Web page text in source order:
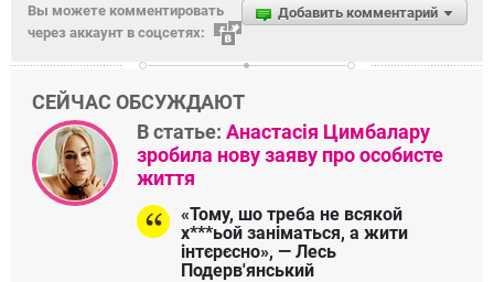
Добавить комментарий
Вы можете комментировать
через аккаунт в соцсетях:
СЕЙЧАС ОБСУЖДАЮТ
В статье: Анастасія Цимбалару
зробила нову заяву про особисте
життя
«Тому, шо треба не всякой
х***ьой заніматься, а жити
інтєрєсно», — Лесь
Подерв'янський